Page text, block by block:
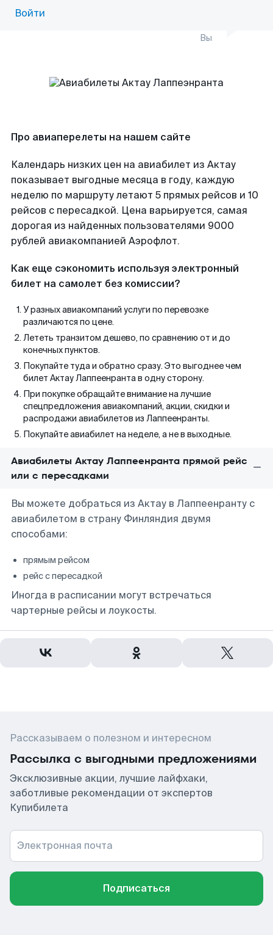
Войти
Вы
Про авиаперелеты на нашем сайте
Календарь низких цен на авиабилет из Актау
показывает выгодные месяца в году, каждую
неделю по маршруту летают 5 прямых рейсов и 10
рейсов с пересадкой. Цена варьируется, самая
дорогая из найденных пользователями 9000
рублей авиакомпанией Аэрофлот.
Как еще сэкономить используя электронный
билет на самолет без комиссии?
У разных авиакомпаний услуги по перевозке
различаются по цене.
Лететь транзитом дешево, по сравнению от и до
конечных пунктов.
Покупайте туда и обратно сразу. Это выгоднее чем
билет Актау Лаппеенранта в одну сторону.
При покупке обращайте внимание на лучшие
спецпредложения авиакомпаний, акции, скидки и
распродажи авиабилетов из Лаппеенранты.
Покупайте авиабилет на неделе, а не в выходные.
Авиабилеты Актау Лаппеенранта прямой рейс
или с пересадками
Вы можете добраться из Актау в Лаппеенранту с
авиабилетом в страну Финляндия двумя
способами:
прямым рейсом
рейс с пересадкой
Иногда в расписании могут встречаться
чартерные рейсы и лоукосты.
Рассказываем о полезном и интересном
Рассылка с выгодными предложениями
Эксклюзивные акции, лучшие лайфхаки,
заботливые рекомендации от экспертов
Купибилета
Электронная почта
Подписаться